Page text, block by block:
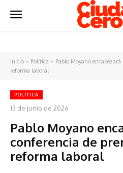
Inicio Política
Pablo Moyano
reforma laboral
POLÍTICA
13 de junio de 2026
Pablo Moyano
conferencia de
reforma laboral